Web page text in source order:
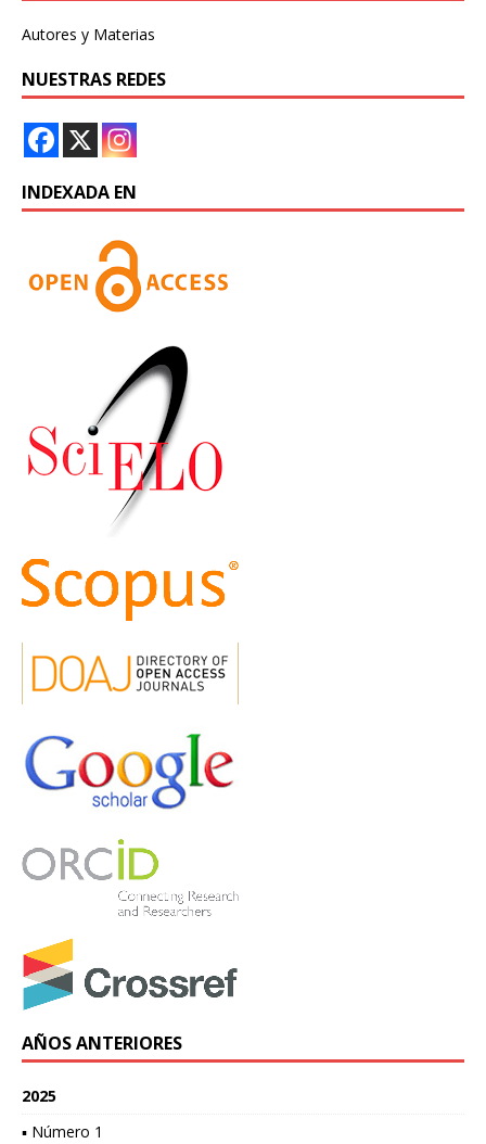
Autores y Materias
NUESTRAS REDES
INDEXADA EN
AÑOS ANTERIORES
2025
▪ Número 1